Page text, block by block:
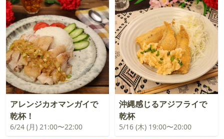
アレンジカオマンガイで
乾杯！
6/24 (月) 21:00〜22:00
沖縄感じるアジフライで
乾杯
5/16 (木) 19:00〜20:00